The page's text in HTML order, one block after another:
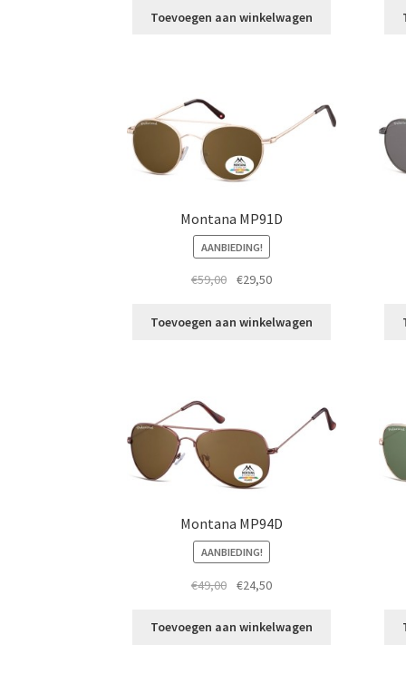
was:
is:
Toevoegen aan winkelwagen
Montana MP91D
AANBIEDING!
€59,00
Oorspronkelijke
was:
€29,50Huidige
is:
Toevoegen aan winkelwagen
Montana MP94D
AANBIEDING!
€49,00
Oorspronkelijke
was:
€24,50Huidige
is:
Toevoegen aan winkelwagen